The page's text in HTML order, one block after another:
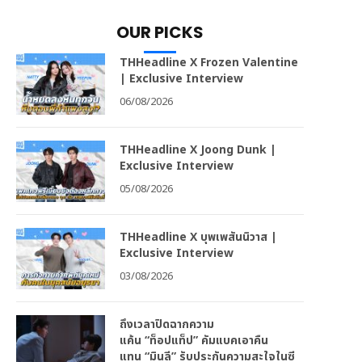
OUR PICKS
THHeadline X Frozen Valentine
| Exclusive Interview
06/08/2026
THHeadline X Joong Dunk |
Exclusive Interview
05/08/2026
THHeadline X บุพเพสันนิวาส |
Exclusive Interview
03/08/2026
ถึงเวลาปิดฉากความ
แค้น “ท็อปแท็ป” คัมแบคเอาคืน
แทน “มินลี” รับประกันความสะใจในซี